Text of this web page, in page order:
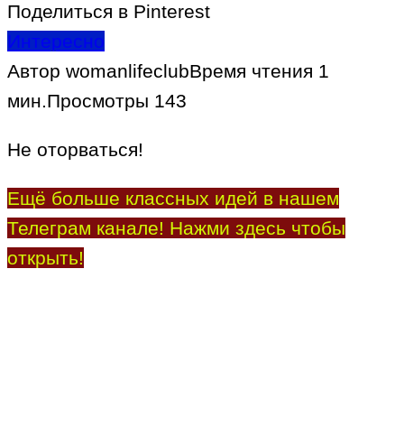
Поделиться в Pinterest
Интересно
Автор womanlifeclubВремя чтения 1
мин.Просмотры 143
Не оторваться!
Ещё больше классных идей в нашем
Телеграм канале! Нажми здесь чтобы
открыть!